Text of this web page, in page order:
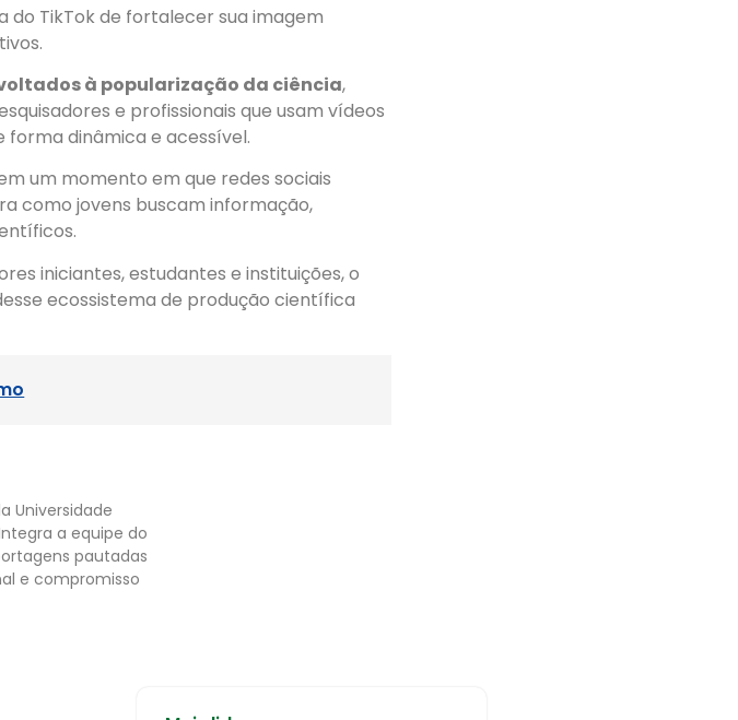
TikTok de fortalecer sua imagem
à popularização da ciência,
e profissionais que usam vídeos
dinâmica e acessível.
um momento em que redes sociais
como jovens buscam informação,
iniciantes, estudantes e instituições, o
ecossistema de produção científica
Universidade
a equipe do
pautadas
e compromisso